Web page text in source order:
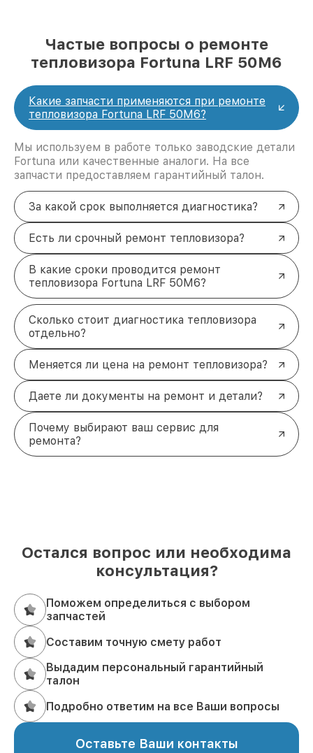
Частые вопросы о ремонте
тепловизора Fortuna LRF 50M6
Какие запчасти применяются при ремонте
тепловизора Fortuna LRF 50M6?
Мы используем в работе только заводские детали
Fortuna или качественные аналоги. На все
запчасти предоставляем гарантийный талон.
За какой срок выполняется диагностика?
Есть ли срочный ремонт тепловизора?
В какие сроки проводится ремонт
тепловизора Fortuna LRF 50M6?
Сколько стоит диагностика тепловизора
отдельно?
Меняется ли цена на ремонт тепловизора?
Даете ли документы на ремонт и детали?
Почему выбирают ваш сервис для
ремонта?
Остался вопрос или необходима
консультация?
Поможем определиться с выбором
запчастей
Составим точную смету работ
Выдадим персональный гарантийный
талон
Подробно ответим на все Ваши вопросы
Оставьте Ваши контакты